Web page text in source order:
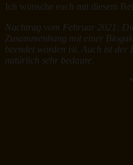
Ich wünsche euch mit diesem
Nachtrag vom Februar 2021:
Zusammenhang mit einer
beendet worden ist. Auch ist der
natürlich sehr bedaure.